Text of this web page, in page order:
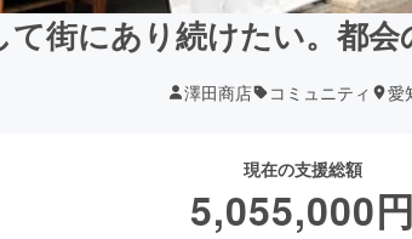
街にあり続けたい。都会
澤田商店 コミュニティ 愛
現在の支援総額
5,055,000円